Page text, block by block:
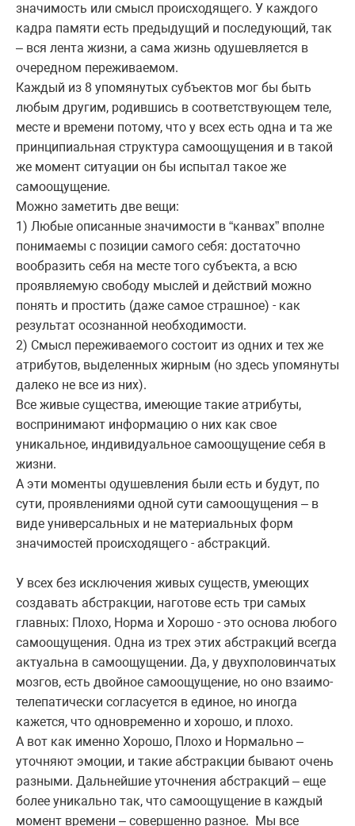
значимость или смысл происходящего. У каждого
кадра памяти есть предыдущий и последующий, так
– вся лента жизни, а сама жизнь одушевляется в
очередном переживаемом.
Каждый из 8 упомянутых субъектов мог бы быть
любым другим, родившись в соответствующем теле,
месте и времени потому, что у всех есть одна и та же
принципиальная структура самоощущения и в такой
же момент ситуации он бы испытал такое же
самоощущение.
Можно заметить две вещи:
1) Любые описанные значимости в “канвах” вполне
понимаемы с позиции самого себя: достаточно
вообразить себя на месте того субъекта, а всю
проявляемую свободу мыслей и действий можно
понять и простить (даже самое страшное) - как
результат осознанной необходимости.
2) Смысл переживаемого состоит из одних и тех же
атрибутов, выделенных жирным (но здесь упомянуты
далеко не все из них).
Все живые существа, имеющие такие атрибуты,
воспринимают информацию о них как свое
уникальное, индивидуальное самоощущение себя в
жизни.
А эти моменты одушевления были есть и будут, по
сути, проявлениями одной сути самоощущения – в
виде универсальных и не материальных форм
значимостей происходящего - абстракций.
У всех без исключения живых существ, умеющих
создавать абстракции, наготове есть три самых
главных: Плохо, Норма и Хорошо - это основа любого
самоощущения. Одна из трех этих абстракций всегда
актуальна в самоощущении. Да, у двухполовинчатых
мозгов, есть двойное самоощущение, но оно взаимо-
телепатически согласуется в единое, но иногда
кажется, что одновременно и хорошо, и плохо.
А вот как именно Хорошо, Плохо и Нормально –
уточняют эмоции, и такие абстракции бывают очень
разными. Дальнейшие уточнения абстракций – еще
более уникально так, что самоощущение в каждый
момент времени – совершенно разное. Мы все